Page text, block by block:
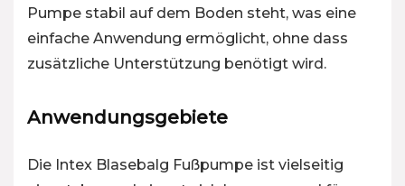
Pumpe stabil auf dem Boden steht, was eine
einfache Anwendung ermöglicht, ohne dass
zusätzliche Unterstützung benötigt wird.
Anwendungsgebiete
Die Intex Blasebalg Fußpumpe ist vielseitig